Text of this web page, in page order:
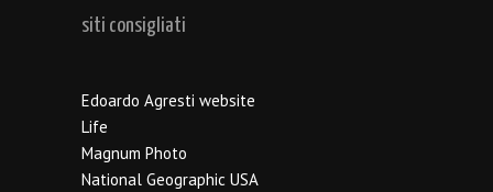
siti consigliati
Edoardo Agresti website
Life
Magnum Photo
National Geographic USA